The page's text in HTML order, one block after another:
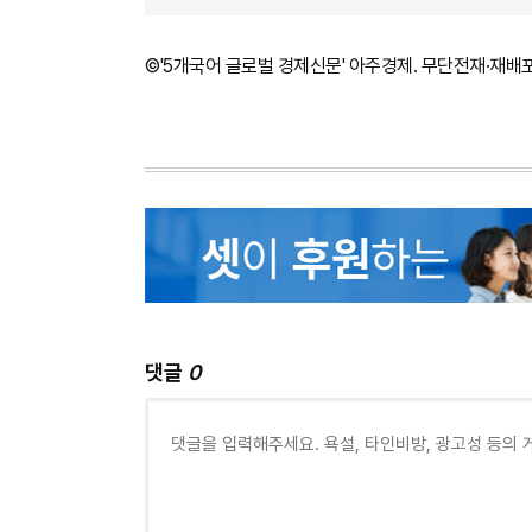
©'5개국어 글로벌 경제신문' 아주경제. 무단전재·재배
댓글 0